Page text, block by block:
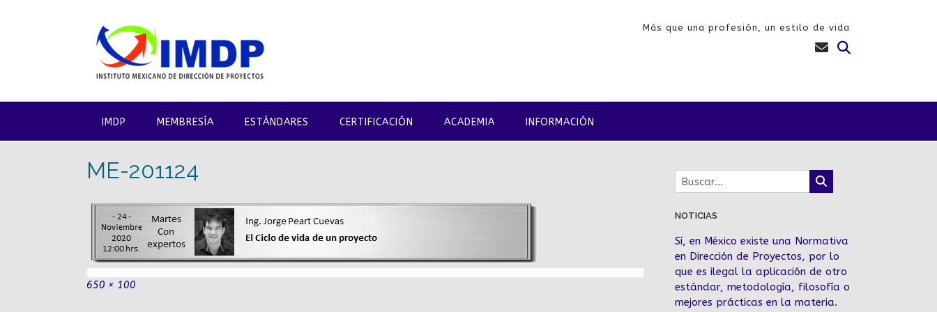
Más que una profesión, un estilo de vida
IMDP MEMBRESÍA ESTÁNDARES CERTIFICACIÓN ACADEMIA INFORMACIÓN
ME-201124
Tamaño
650 × 100
NOTICIAS
Sí, en México existe una Normativa
en Dirección de Proyectos, por lo
que es ilegal la aplicación de otro
estándar, metodología, filosofía o
mejores prácticas en la materia.